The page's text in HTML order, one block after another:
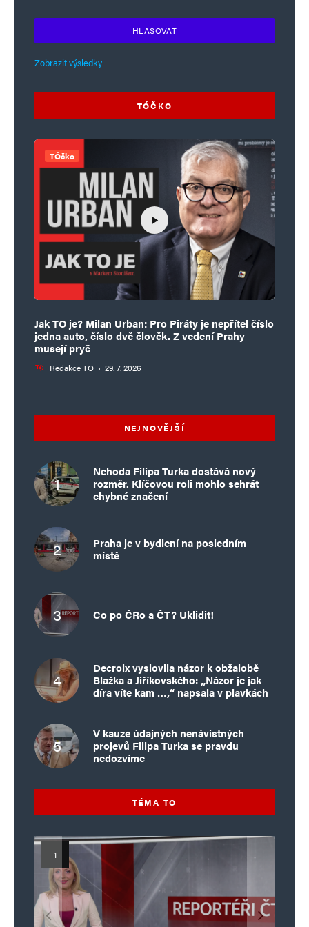
HLASOVAT
Zobrazit výsledky
TÓČKO
TÓčko
Jak TO je? Milan Urban: Pro Piráty je nepřítel číslo
jedna auto, číslo dvě člověk. Z vedení Prahy
musejí pryč
Redakce TO · 29. 7. 2026
NEJNOVĚJŠÍ
Nehoda Filipa Turka dostává nový
rozměr. Klíčovou roli mohlo sehrát
chybné značení
Praha je v bydlení na posledním
místě
Co po ČRo a ČT? Uklidit!
Decroix vyslovila názor k obžalobě
Blažka a Jiříkovského: „Názor je jak
díra víte kam …,“ napsala v plavkách
V kauze údajných nenávistných
projevů Filipa Turka se pravdu
nedozvíme
TÉMA TO
Islamistický teror v EU, 6. díl:
Brutální poprava 85letého
Islamistický teror v EU, 5. díl:
Mýty o Václavu Klausovi:
Pivo, jazz, hádky, loajalita
Vymíráme a politici lžou:
porodnost nezachrání